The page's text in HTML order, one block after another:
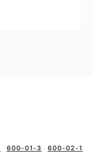
600-01-3 600-02-1